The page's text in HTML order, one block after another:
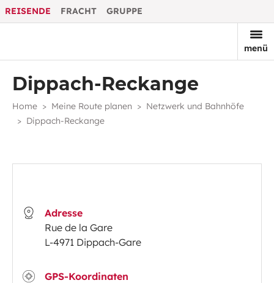
REISENDE FRACHT GRUPPE
menü
Dippach-Reckange
Home Meine Route planen
Netzwerk und Bahnhöfe
Dippach-Reckange
Adresse
Rue de la Gare
L-4971 Dippach-Gare
GPS-Koordinaten